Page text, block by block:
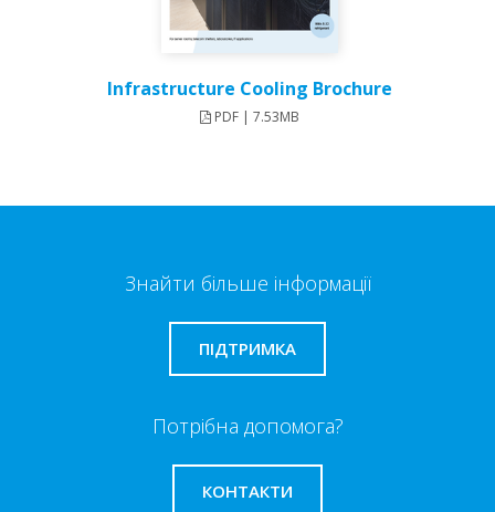
Infrastructure Cooling Brochure
PDF | 7.53MB
Знайти більше інформації
ПІДТРИМКА
Потрібна допомога?
КОНТАКТИ